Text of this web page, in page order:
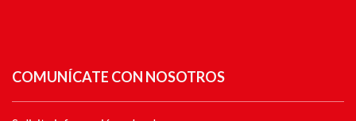
COMUNÍCATE CON NOSOTROS